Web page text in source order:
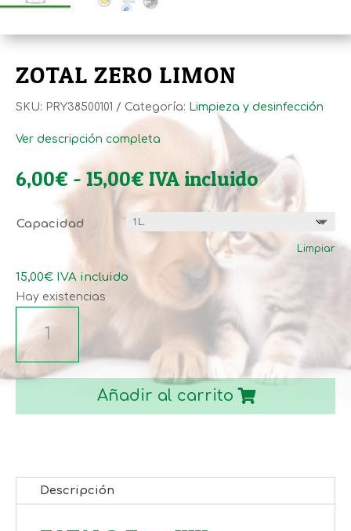
ZOTAL ZERO LIMON
SKU: PRY38500101 Categoría: Limpieza y desinfección
Ver descripción completa
6,00€ - 15,00€ Rango
de
precios:
desde
6,00€
hasta
15,00€
IVA incluido
Capacidad
Limpiar
15,00€ IVA incluido
Hay existencias
LIMON
cantidad
Añadir al carrito
Descripción